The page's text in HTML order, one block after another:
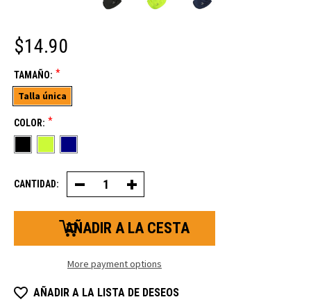
$14.90
TAMAÑO: *
Talla única
COLOR: *
CANTIDAD: Disminuir
la
cantidad
de
polaina
Wear
Aumentar
la
cantidad
polaina
Wear
More payment options
AÑADIR A LA LISTA DE DESEOS